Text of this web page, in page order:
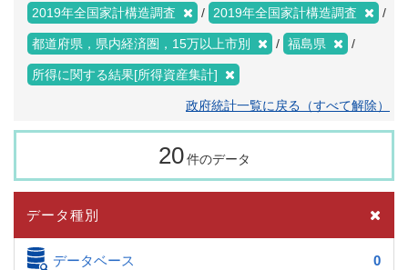
2019年全国家計構造調査 2019年全国家計構造調査
都道府県，県内経済圏，15万以上市別 福島県
所得に関する結果[所得資産集計]
政府統計一覧に戻る（すべて解除）
20 件のデータ
データ種別
データベース 0